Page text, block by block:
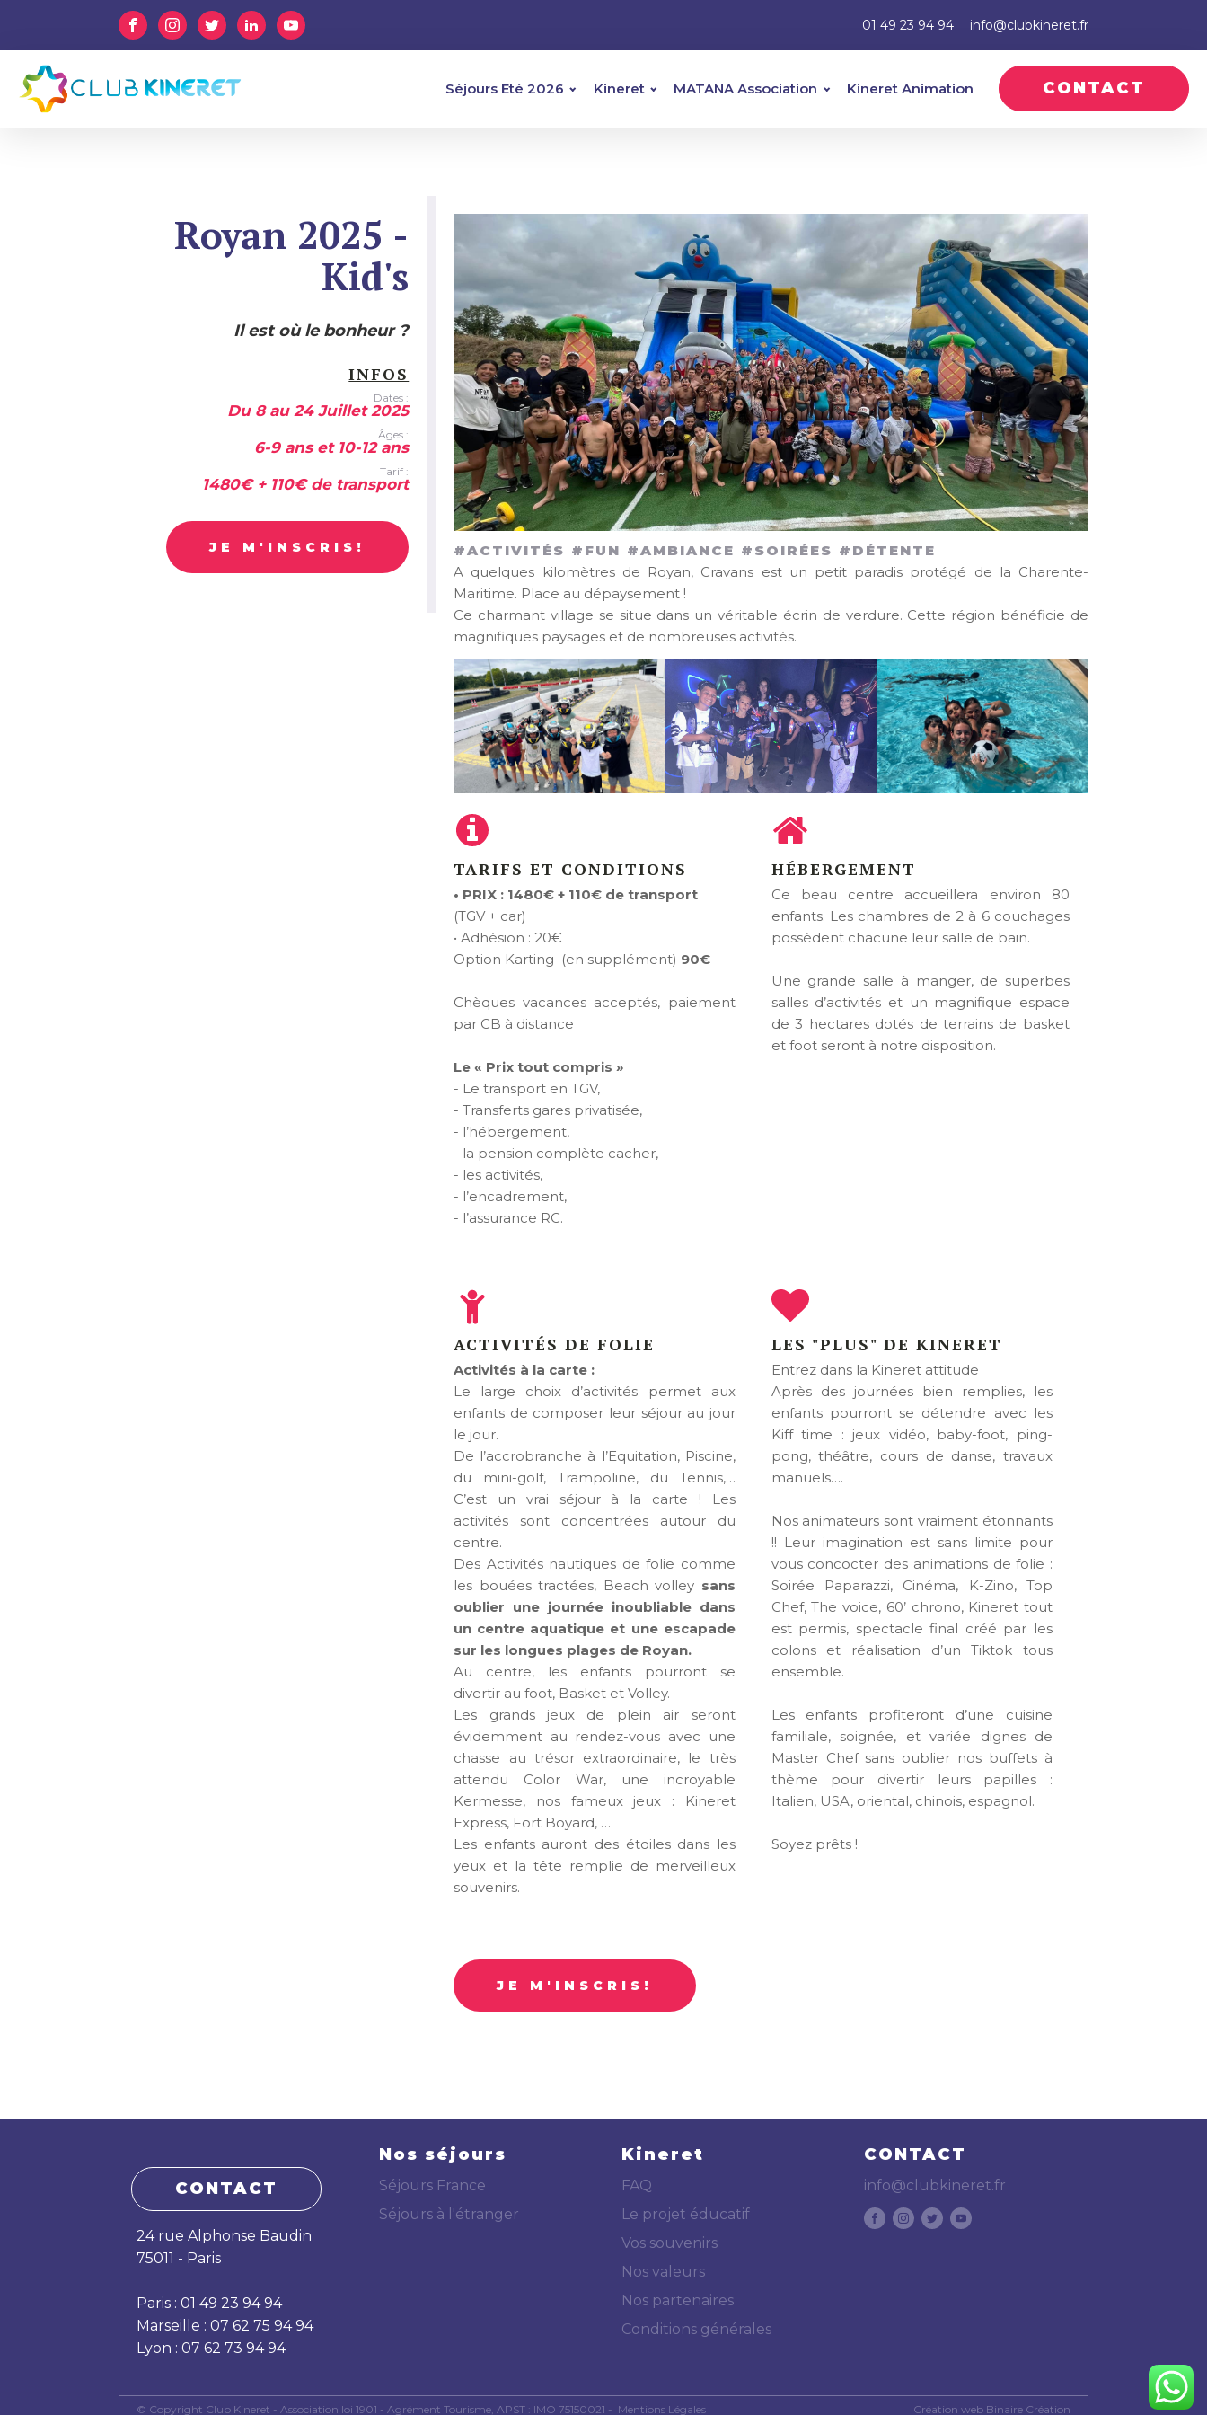
01 49 23 94 94 info@clubkineret.fr
Séjours Eté 2026 Kineret MATANA Association Kineret Animation CONTACT
Royan 2025 -
Kid's
Il est où le bonheur ?
INFOS
Dates :
Du 8 au 24 Juillet 2025
Âges :
6-9 ans et 10-12 ans
Tarif :
1480€ + 110€ de transport
JE M'INSCRIS!
#ACTIVITÉS #FUN #AMBIANCE #SOIRÉES #DÉTENTE
A quelques kilomètres de Royan, Cravans est un petit paradis protégé de la Charente-
Maritime. Place au dépaysement !
Ce charmant village se situe dans un véritable écrin de verdure. Cette région bénéficie de
magnifiques paysages et de nombreuses activités.
TARIFS ET CONDITIONS
• PRIX : 1480€ + 110€ de transport
(TGV + car)
• Adhésion : 20€
Option Karting (en supplément) 90€
Chèques vacances acceptés, paiement
par CB à distance
Le « Prix tout compris »
- Le transport en TGV,
- Transferts gares privatisée,
- l’hébergement,
- la pension complète cacher,
- les activités,
- l’encadrement,
- l’assurance RC.
HÉBERGEMENT
Ce beau centre accueillera environ 80
enfants. Les chambres de 2 à 6 couchages
possèdent chacune leur salle de bain.
Une grande salle à manger, de superbes
salles d’activités et un magnifique espace
de 3 hectares dotés de terrains de basket
et foot seront à notre disposition.
ACTIVITÉS DE FOLIE
Activités à la carte :
Le large choix d’activités permet aux
enfants de composer leur séjour au jour
le jour.
De l’accrobranche à l’Equitation, Piscine,
du mini-golf, Trampoline, du Tennis,…
C’est un vrai séjour à la carte ! Les
activités sont concentrées autour du
centre.
Des Activités nautiques de folie comme
les bouées tractées, Beach volley sans
oublier une journée inoubliable dans
un centre aquatique et une escapade
sur les longues plages de Royan.
Au centre, les enfants pourront se
divertir au foot, Basket et Volley.
Les grands jeux de plein air seront
évidemment au rendez-vous avec une
chasse au trésor extraordinaire, le très
attendu Color War, une incroyable
Kermesse, nos fameux jeux : Kineret
Express, Fort Boyard, …
Les enfants auront des étoiles dans les
yeux et la tête remplie de merveilleux
souvenirs.
LES "PLUS" DE KINERET
Entrez dans la Kineret attitude
Après des journées bien remplies, les
enfants pourront se détendre avec les
Kiff time : jeux vidéo, baby-foot, ping-
pong, théâtre, cours de danse, travaux
manuels….
Nos animateurs sont vraiment étonnants
!! Leur imagination est sans limite pour
vous concocter des animations de folie :
Soirée Paparazzi, Cinéma, K-Zino, Top
Chef, The voice, 60’ chrono, Kineret tout
est permis, spectacle final créé par les
colons et réalisation d’un Tiktok tous
ensemble.
Les enfants profiteront d’une cuisine
familiale, soignée, et variée dignes de
Master Chef sans oublier nos buffets à
thème pour divertir leurs papilles :
Italien, USA, oriental, chinois, espagnol.
Soyez prêts !
JE M'INSCRIS!
CONTACT
24 rue Alphonse Baudin
75011 - Paris
Paris : 01 49 23 94 94
Marseille : 07 62 75 94 94
Lyon : 07 62 73 94 94
Nos séjours
Séjours France
Séjours à l'étranger
Kineret
FAQ
Le projet éducatif
Vos souvenirs
Nos valeurs
Nos partenaires
Conditions générales
CONTACT
info@clubkineret.fr
© Copyright Club Kineret - Association loi 1901 - Agrément Tourisme, APST : IMO 75150021 - Mentions Légales Création web Binaire Création